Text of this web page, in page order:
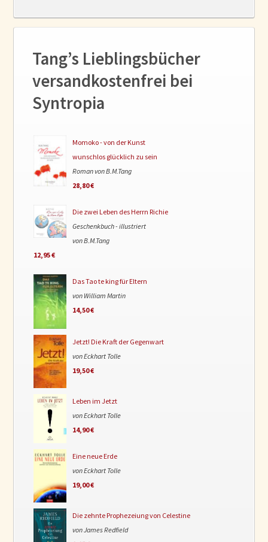
Tang’s Lieblingsbücher
versandkostenfrei bei
Syntropia
Momoko - von der Kunst
wunschlos glücklich zu sein
Roman von B.M.Tang
28,80 €
Die zwei Leben des Herrn Richie
Geschenkbuch - illustriert
von B.M.Tang
12,95 €
Das Tao te king für Eltern
von William Martin
14,50 €
Jetzt! Die Kraft der Gegenwart
von Eckhart Tolle
19,50 €
Leben im Jetzt
von Eckhart Tolle
14,90 €
Eine neue Erde
von Eckhart Tolle
19,00 €
Die zehnte Prophezeiung von Celestine
von James Redfield